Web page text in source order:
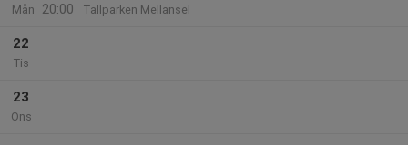
Mån
20:00
Tallparken Mellansel
22
Tis
23
Ons